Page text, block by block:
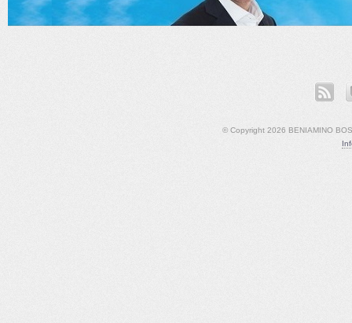
© Copyright 2026 BENIAMINO